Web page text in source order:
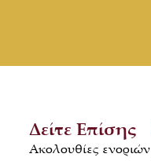
Δείτε Επίσης
Ακολουθίες ενοριών